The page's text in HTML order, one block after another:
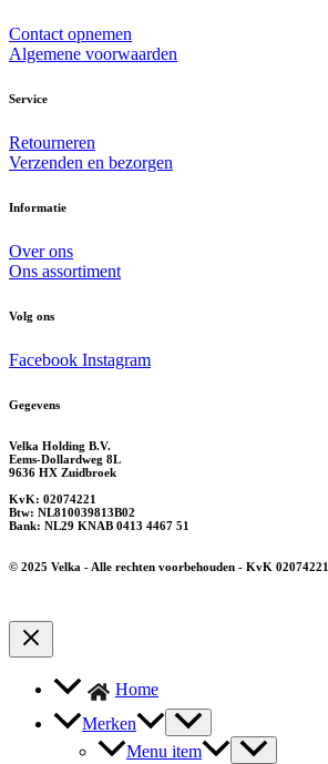
Contact opnemen
Algemene voorwaarden
Service
Retourneren
Verzenden en bezorgen
Informatie
Over ons
Ons assortiment
Volg ons
Facebook Instagram
Gegevens
Velka Holding B.V.
Eems-Dollardweg 8L
9636 HX Zuidbroek
KvK: 02074221
Btw: NL810039813B02
Bank: NL29 KNAB 0413 4467 51
© 2025 Velka - Alle rechten voorbehouden - KvK 02074221
Home
Merken
Menu item